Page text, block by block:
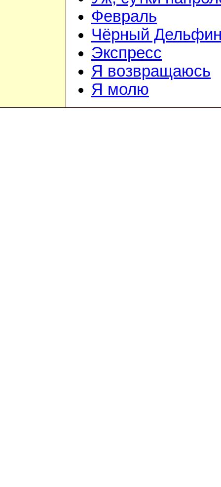
Февраль
Чёрный
Экспресс
Я возвращаюсь
Я молю